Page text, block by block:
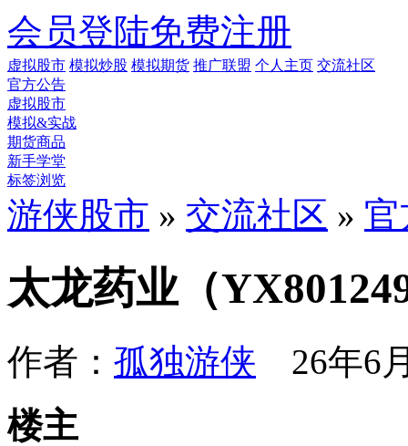
会员登陆免费注册
虚拟股市 模拟炒股 模拟期货 推广联盟 个人主页 交流社区
官方公告
虚拟股市
模拟&实战
期货商品
新手学堂
标签浏览
游侠股市 » 交流社区 »
太龙药业（
作者： 孤独游侠 26年6
楼主